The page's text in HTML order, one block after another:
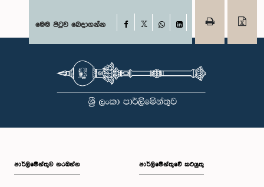
මෙම පිටුව බෙදාගන්න Facebook
WhatsAppLinkedIn
පාර්ලි‌මේන්තුව නරඹන්න පාර්ලිමේන්තුවේ කටයුතු